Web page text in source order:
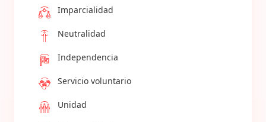
Imparcialidad
Neutralidad
Independencia
Servicio voluntario
Unidad